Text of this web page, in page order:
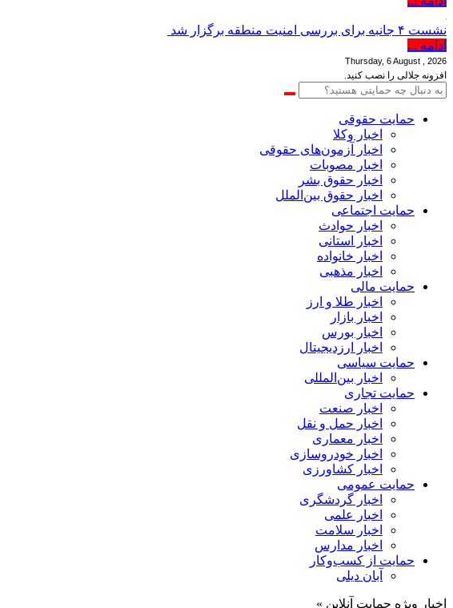
نشست ۴ جانبه برای بررسی امنیت منطقه برگزار شد
ادامه ...
Thursday, 6 August , 2026
افزونه جلالی را نصب کنید.
حمایت حقوقی
اخبار وکلا
اخبار آزمون‌های حقوقی
اخبار مصوبات
اخبار حقوق بشر
اخبار حقوق بین‌الملل
حمایت اجتماعی
اخبار حوادث
اخبار استانی
اخبار خانواده
اخبار مذهبی
حمایت مالی
اخبار طلا و ارز
اخبار بازار
اخبار بورس
اخبار ارزدیجیتال
حمایت سیاسی
اخبار بین‌المللی
حمایت تجاری
اخبار صنعت
اخبار حمل و نقل
اخبار معماری
اخبار خودروسازی
اخبار کشاورزی
حمایت عمومی
اخبار گردشگری
اخبار علمی
اخبار سلامت
اخبار مدارس
حمایت از کسب‌وکار
آبان دیلی
اخبار ویژه حمایت آنلاین »